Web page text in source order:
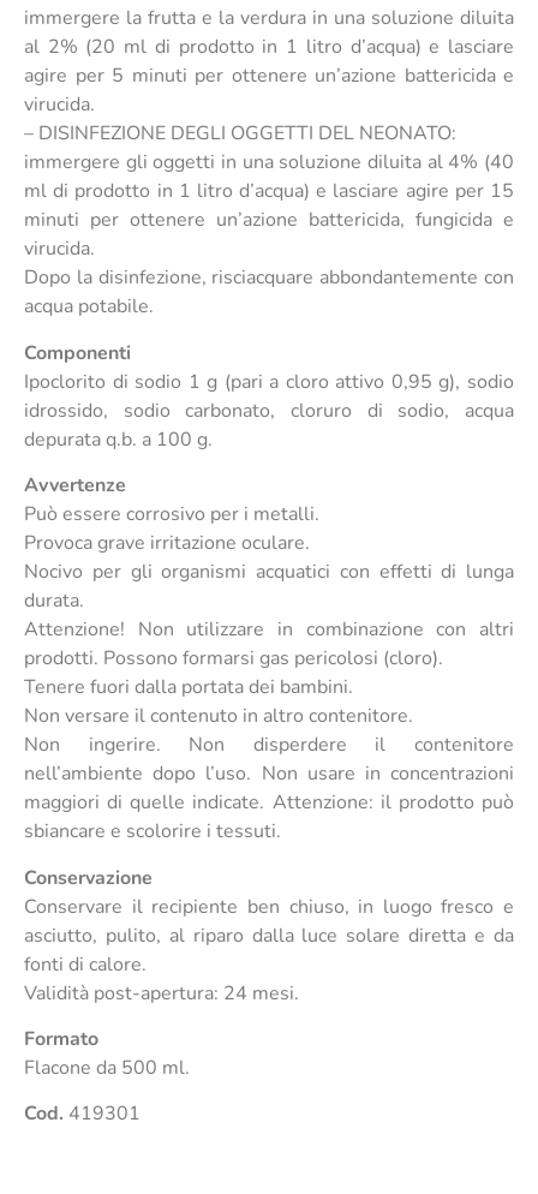
immergere la frutta e la verdura in una soluzione diluita
al 2% (20 ml di prodotto in 1 litro d’acqua) e lasciare
agire per 5 minuti per ottenere un’azione battericida e
virucida.
– DISINFEZIONE DEGLI OGGETTI DEL NEONATO:
immergere gli oggetti in una soluzione diluita al 4% (40
ml di prodotto in 1 litro d’acqua) e lasciare agire per 15
minuti per ottenere un’azione battericida, fungicida e
virucida.
Dopo la disinfezione, risciacquare abbondantemente con
acqua potabile.
Componenti
Ipoclorito di sodio 1 g (pari a cloro attivo 0,95 g), sodio
idrossido, sodio carbonato, cloruro di sodio, acqua
depurata q.b. a 100 g.
Avvertenze
Può essere corrosivo per i metalli.
Provoca grave irritazione oculare.
Nocivo per gli organismi acquatici con effetti di lunga
durata.
Attenzione! Non utilizzare in combinazione con altri
prodotti. Possono formarsi gas pericolosi (cloro).
Tenere fuori dalla portata dei bambini.
Non versare il contenuto in altro contenitore.
Non ingerire. Non disperdere il contenitore
nell’ambiente dopo l’uso. Non usare in concentrazioni
maggiori di quelle indicate. Attenzione: il prodotto può
sbiancare e scolorire i tessuti.
Conservazione
Conservare il recipiente ben chiuso, in luogo fresco e
asciutto, pulito, al riparo dalla luce solare diretta e da
fonti di calore.
Validità post-apertura: 24 mesi.
Formato
Flacone da 500 ml.
Cod. 419301